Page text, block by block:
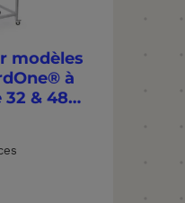
modèles
à
& 48